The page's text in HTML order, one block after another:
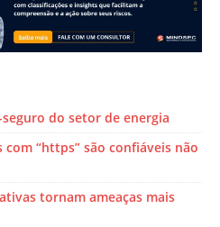
do setor de energia
“https” são confiáveis não
tornam ameaças mais